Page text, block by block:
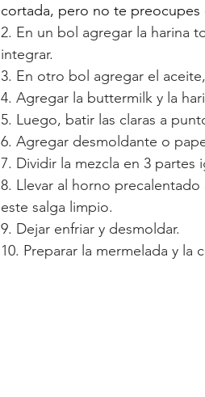
cortada, pero no te preocupes
2. En un bol agregar la harina
integrar.
3. En otro bol agregar el
4. Agregar la buttermilk y la
5. Luego, batir las claras a
6. Agregar desmoldante o
7. Dividir la mezcla en 3 partes
8. Llevar al horno
este salga limpio.
9. Dejar enfriar y desmoldar.
10. Preparar la mermelada y